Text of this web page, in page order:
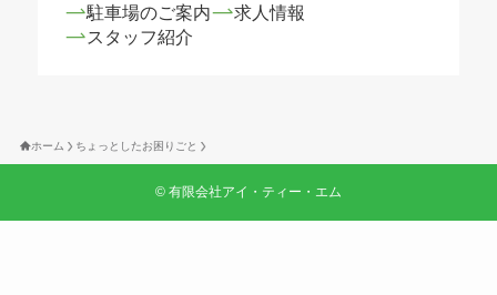
駐車場のご案内
求人情報
スタッフ紹介
ホーム ちょっとしたお困りごと
© 有限会社アイ・ティー・エム